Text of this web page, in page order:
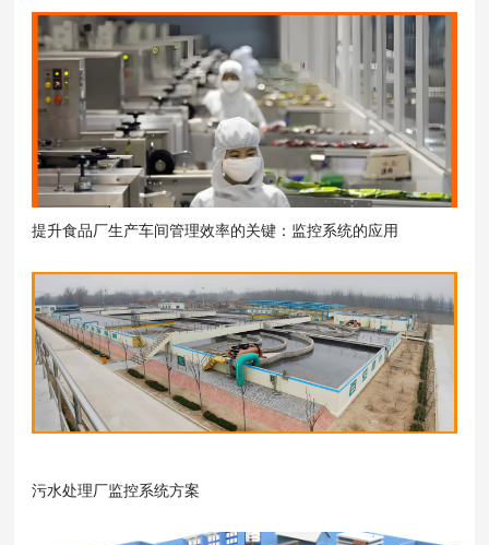
提升食品厂生产车间管理效率的关键：监控系统的应用
污水处理厂监控系统方案